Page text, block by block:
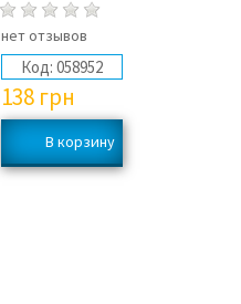
нет отзывов
Код: 058952
138 грн